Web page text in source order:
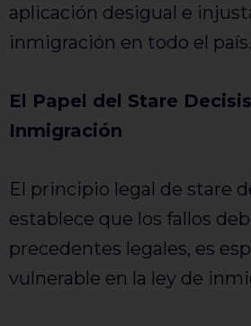
aplicación desigual e
inmigración en todo el país.
El Papel del Stare
Inmigración
El principio legal de stare
establece que los fallos
precedentes legales, es
vulnerable en la ley de